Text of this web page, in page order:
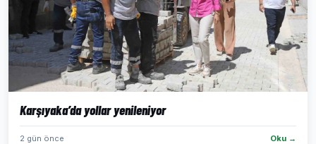
Karşıyaka’da yollar yenileniyor
2 gün önce Oku →